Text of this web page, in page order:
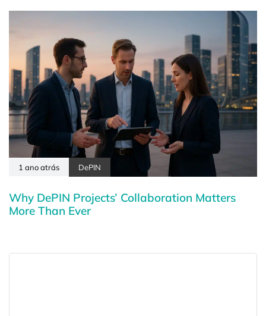
1 ano atrás DePIN
Why DePIN Projects’ Collaboration Matters
More Than Ever